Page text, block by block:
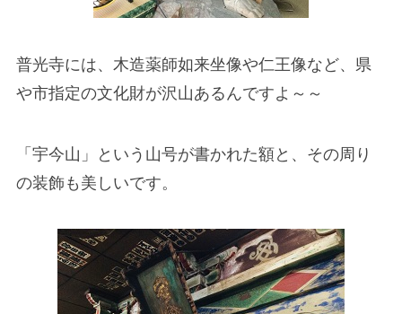
普光寺には、木造薬師如来坐像や仁王像など、県
や市指定の文化財が沢山あるんですよ～～
「宇今山」という山号が書かれた額と、その周り
の装飾も美しいです。